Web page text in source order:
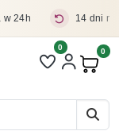
w 24h 14 dni
Liczba pozycji
0 0